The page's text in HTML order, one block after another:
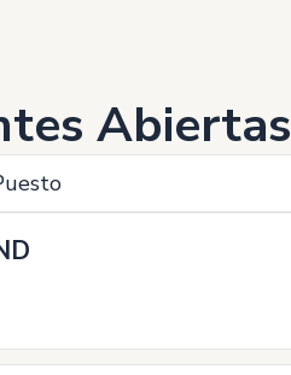
Abiertas